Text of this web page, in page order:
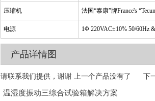
压缩机 法国“泰康”牌France's
电源 1Φ 220VAC±10% 50/60Hz
产品详情图
请联系我们提供，谢谢 上一个产品没有了 下
温湿度振动三综合试验箱解决方案